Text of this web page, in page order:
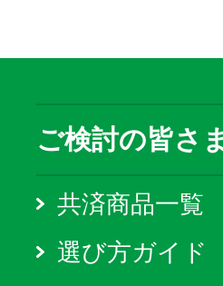
ご検討の皆さま
共済商品一覧
選び方ガイド